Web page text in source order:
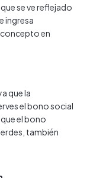
se ve reflejado
ingresa
en
que la
el bono social
el bono
también